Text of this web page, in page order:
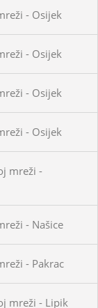
- Osijek
- Osijek
- Osijek
- Osijek
mreži -
- Našice
- Pakrac
mreži - Lipik